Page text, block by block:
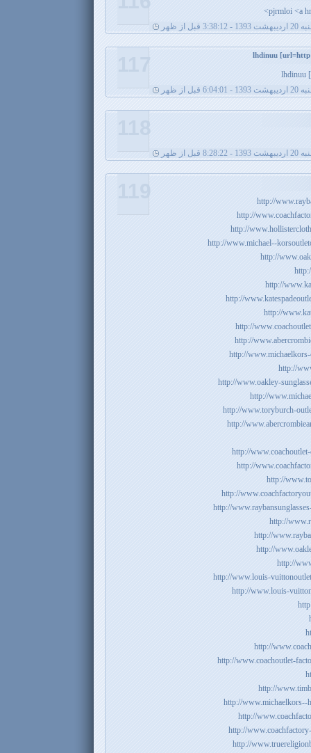
pjrmloi <a
- 3:38:12 قبل از ظهر
lhdinuu
- 6:04:01 قبل از ظهر
117
- 8:28:22 قبل از ظهر
118
http://
http://
http://
http://www.michael--
http://
http://
http://
http://
http://
http://
http://
http://
http://www.oakley-
http://
http://www.toryburch-
http://
http://
http://
http://
http://
http://
http://
http://
http://
http://
http://www.louis-
http://www.louis-
http://
http://www.coachoutlet-
http://
http://www.michaelkors--
http://
http://
http://
119